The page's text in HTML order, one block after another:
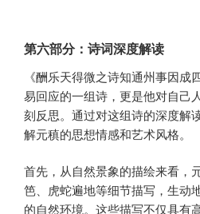
第六部分：诗词深度解读
《酬乐天得微之诗知通州事因成
易回应的一组诗，更是他对自己
刻反思。通过对这组诗的深度解
解元稹的思想情感和艺术风格。
首先，从自然景象的描绘来看，
笆、虎蛇遍地等细节描写，生动
的自然环境。这些描写不仅具有